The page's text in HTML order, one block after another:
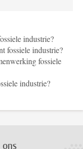
industrie?
fossiele industrie?
fossiele
industrie?
ons